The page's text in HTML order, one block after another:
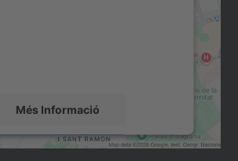
Més Informació
Accepta